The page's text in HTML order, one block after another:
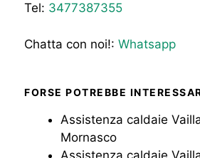
Tel: 3477387355
Chatta con noi!: Whatsapp
FORSE POTREBBE
Assistenza caldaie
Mornasco